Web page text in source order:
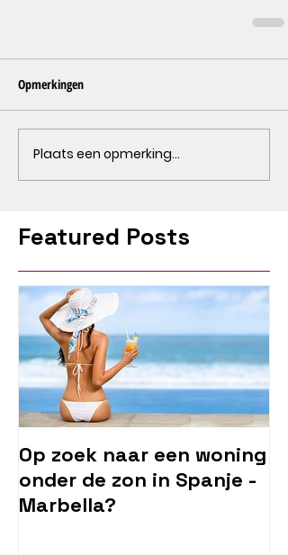
Opmerkingen
Plaats een opmerking...
Featured Posts
Op zoek naar een woning
onder de zon in Spanje -
Marbella?